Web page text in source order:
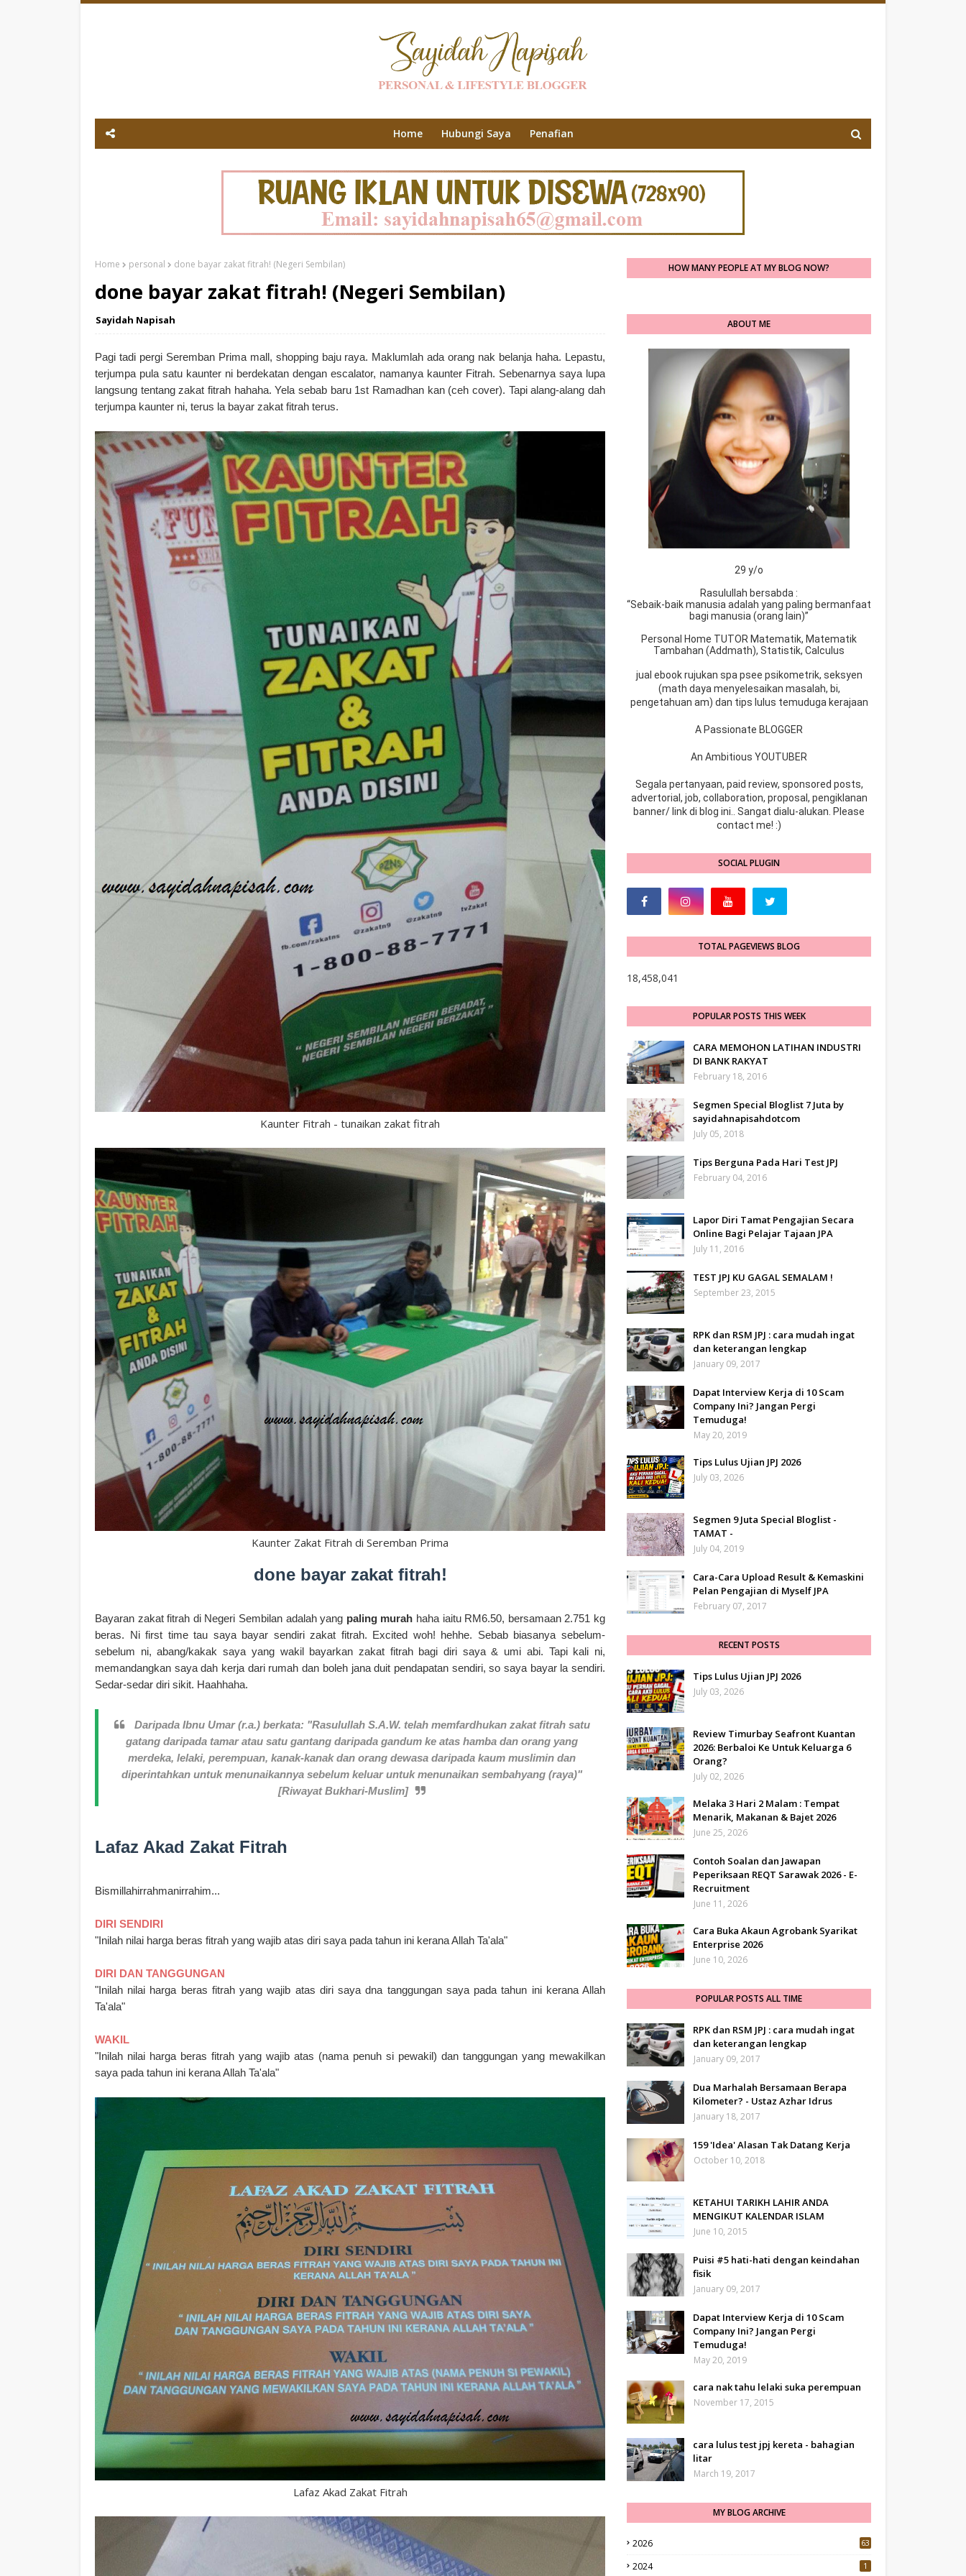
Home Hubungi Saya Penafian
Home personal done bayar zakat fitrah! (Negeri Sembilan)
done bayar zakat fitrah! (Negeri Sembilan)
Sayidah Napisah
Pagi tadi pergi Seremban Prima mall, shopping baju raya. Maklumlah ada orang nak belanja haha. Lepastu,
terjumpa pula satu kaunter ni berdekatan dengan escalator, namanya kaunter Fitrah. Sebenarnya saya lupa
langsung tentang zakat fitrah hahaha. Yela sebab baru 1st Ramadhan kan (ceh cover). Tapi alang-alang dah
terjumpa kaunter ni, terus la bayar zakat fitrah terus.
Kaunter Fitrah - tunaikan zakat fitrah
Kaunter Zakat Fitrah di Seremban Prima
done bayar zakat fitrah!
Bayaran zakat fitrah di Negeri Sembilan adalah yang paling murah haha iaitu RM6.50, bersamaan 2.751 kg
beras. Ni first time tau saya bayar sendiri zakat fitrah. Excited woh! hehhe. Sebab biasanya sebelum-
sebelum ni, abang/kakak saya yang wakil bayarkan zakat fitrah bagi diri saya & umi abi. Tapi kali ni,
memandangkan saya dah kerja dari rumah dan boleh jana duit pendapatan sendiri, so saya bayar la sendiri.
Sedar-sedar diri sikit. Haahhaha.
Daripada Ibnu Umar (r.a.) berkata: "Rasulullah S.A.W. telah memfardhukan zakat fitrah satu
gatang daripada tamar atau satu gantang daripada gandum ke atas hamba dan orang yang
merdeka, lelaki, perempuan, kanak-kanak dan orang dewasa daripada kaum muslimin dan
diperintahkan untuk menunaikannya sebelum keluar untuk menunaikan sembahyang (raya)"
[Riwayat Bukhari-Muslim]
Lafaz Akad Zakat Fitrah
Bismillahirrahmanirrahim...
DIRI SENDIRI
"Inilah nilai harga beras fitrah yang wajib atas diri saya pada tahun ini kerana Allah Ta'ala"
DIRI DAN TANGGUNGAN
"Inilah nilai harga beras fitrah yang wajib atas diri saya dna tanggungan saya pada tahun ini kerana Allah
Ta'ala"
WAKIL
"Inilah nilai harga beras fitrah yang wajib atas (nama penuh si pewakil) dan tanggungan yang mewakilkan
saya pada tahun ini kerana Allah Ta'ala"
Lafaz Akad Zakat Fitrah
HOW MANY PEOPLE AT MY BLOG NOW?
ABOUT ME
29 y/o
Rasulullah bersabda :
“Sebaik-baik manusia adalah yang paling bermanfaat
bagi manusia (orang lain)”
Personal Home TUTOR Matematik, Matematik
Tambahan (Addmath), Statistik, Calculus
jual ebook rujukan spa psee psikometrik, seksyen
(math daya menyelesaikan masalah, bi,
pengetahuan am) dan tips lulus temuduga kerajaan
A Passionate BLOGGER
An Ambitious YOUTUBER
Segala pertanyaan, paid review, sponsored posts,
advertorial, job, collaboration, proposal, pengiklanan
banner/ link di blog ini.. Sangat dialu-alukan. Please
contact me! :)
SOCIAL PLUGIN
TOTAL PAGEVIEWS BLOG
18,458,041
POPULAR POSTS THIS WEEK
CARA MEMOHON LATIHAN INDUSTRI
DI BANK RAKYAT
February 18, 2016
Segmen Special Bloglist 7 Juta by
sayidahnapisahdotcom
July 05, 2018
Tips Berguna Pada Hari Test JPJ
February 04, 2016
Lapor Diri Tamat Pengajian Secara
Online Bagi Pelajar Tajaan JPA
July 11, 2016
TEST JPJ KU GAGAL SEMALAM !
September 23, 2015
RPK dan RSM JPJ : cara mudah ingat
dan keterangan lengkap
January 09, 2017
Dapat Interview Kerja di 10 Scam
Company Ini? Jangan Pergi
Temuduga!
May 20, 2019
Tips Lulus Ujian JPJ 2026
July 03, 2026
Segmen 9 Juta Special Bloglist -
TAMAT -
July 04, 2019
Cara-Cara Upload Result & Kemaskini
Pelan Pengajian di Myself JPA
February 07, 2017
RECENT POSTS
Tips Lulus Ujian JPJ 2026
July 03, 2026
Review Timurbay Seafront Kuantan
2026: Berbaloi Ke Untuk Keluarga 6
Orang?
July 02, 2026
Melaka 3 Hari 2 Malam : Tempat
Menarik, Makanan & Bajet 2026
June 25, 2026
Contoh Soalan dan Jawapan
Peperiksaan REQT Sarawak 2026 - E-
Recruitment
June 11, 2026
Cara Buka Akaun Agrobank Syarikat
Enterprise 2026
June 10, 2026
POPULAR POSTS ALL TIME
RPK dan RSM JPJ : cara mudah ingat
dan keterangan lengkap
January 09, 2017
Dua Marhalah Bersamaan Berapa
Kilometer? - Ustaz Azhar Idrus
January 18, 2017
159 'Idea' Alasan Tak Datang Kerja
October 10, 2018
KETAHUI TARIKH LAHIR ANDA
MENGIKUT KALENDAR ISLAM
June 10, 2015
Puisi #5 hati-hati dengan keindahan
fisik
January 09, 2017
Dapat Interview Kerja di 10 Scam
Company Ini? Jangan Pergi
Temuduga!
May 20, 2019
cara nak tahu lelaki suka perempuan
November 17, 2015
cara lulus test jpj kereta - bahagian
litar
March 19, 2017
MY BLOG ARCHIVE
2026 63
2024 1